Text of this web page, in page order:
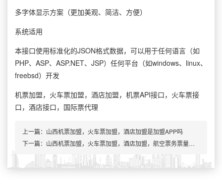
多字体显示方案（更加美观、简洁、方便）
系统适用
本接口使用标准化的JSON格式数据，可以用于任何语言（如
PHP、ASP、ASP.NET、JSP）任何平台（如windows、linux、
freebsd）开发
机票加盟，火车票加盟，酒店加盟，机票API接口，火车票接
口，酒店接口，国际票代理
上一篇： 山西机票加盟，火车票加盟，酒店加盟是加盟APP吗
下一篇：山西机票加盟，火车票加盟，酒店加盟，航空票务票量大增